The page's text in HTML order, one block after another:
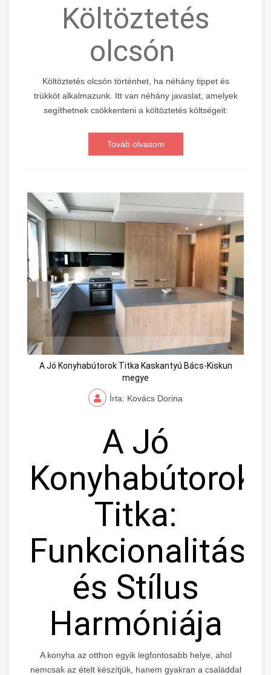
Költöztetés
olcsón
Költöztetés olcsón történhet, ha néhány tippet és
trükköt alkalmazunk. Itt van néhány javaslat, amelyek
segíthetnek csökkenteni a költöztetés költségeit:
Továb olvasom
A Jó Konyhabútorok Titka Kaskantyú Bács-Kiskun
megye
Írta: Kovács Dorina
A Jó
Konyhabútorok
Titka:
Funkcionalitás
és Stílus
Harmóniája
A konyha az otthon egyik legfontosabb helye, ahol
nemcsak az ételt készítjük, hanem gyakran a családdal